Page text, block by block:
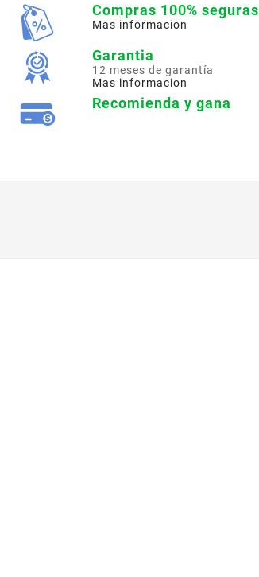
Compras 100% seguras
Mas informacion
Garantia
12 meses de garantía
Mas informacion
Recomienda y gana